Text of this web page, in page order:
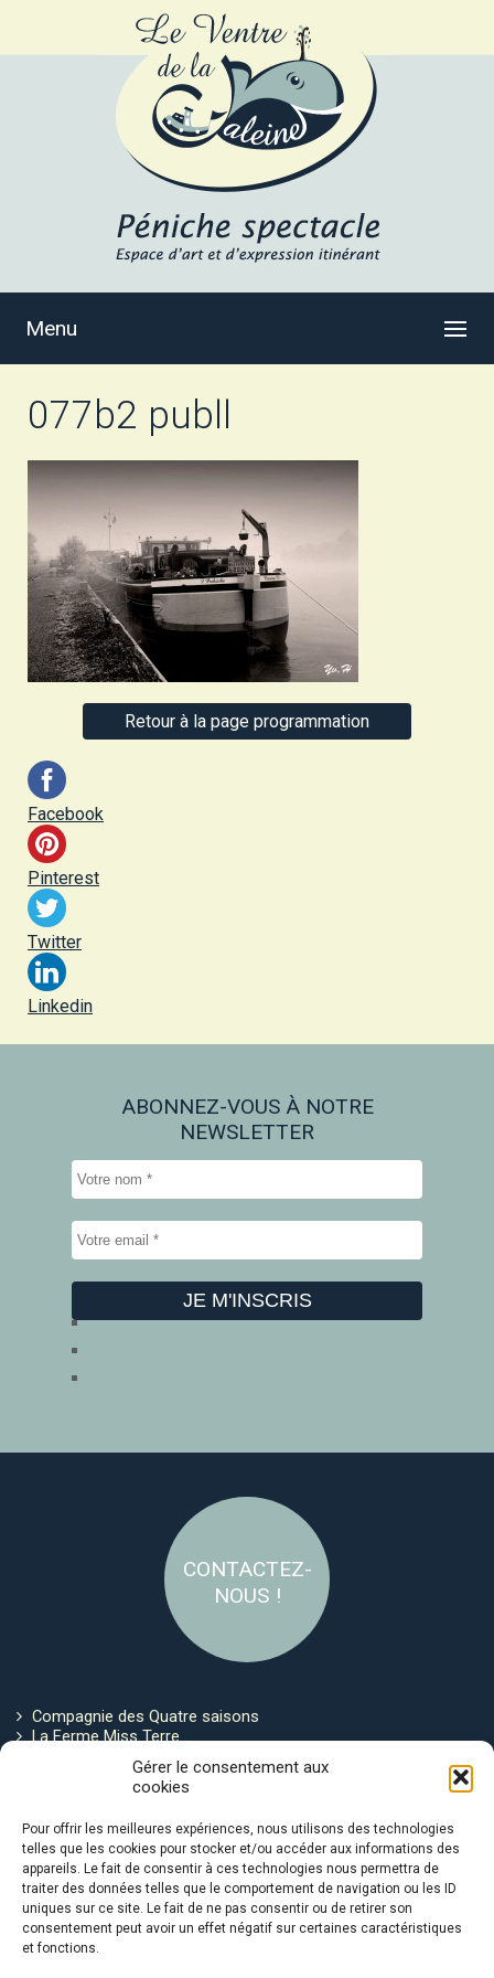
Gérer le consentement aux
cookies
Pour offrir les meilleures expériences, nous utilisons des technologies
telles que les cookies pour stocker et/ou accéder aux informations des
appareils. Le fait de consentir à ces technologies nous permettra de
traiter des données telles que le comportement de navigation ou les ID
uniques sur ce site. Le fait de ne pas consentir ou de retirer son
consentement peut avoir un effet négatif sur certaines caractéristiques
et fonctions.
Menu
077b2 publl
Retour à la page programmation
Facebook
Pinterest
Twitter
Linkedin
ABONNEZ-VOUS À NOTRE
NEWSLETTER
CONTACTEZ-
NOUS !
Compagnie des Quatre saisons
La Ferme Miss Terre
Politique de cookies